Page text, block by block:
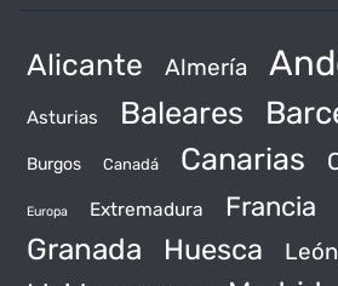
Alicante Almería
Asturias Baleares
Burgos Canadá Canarias
Europa Extremadura Francia
Granada Huesca León